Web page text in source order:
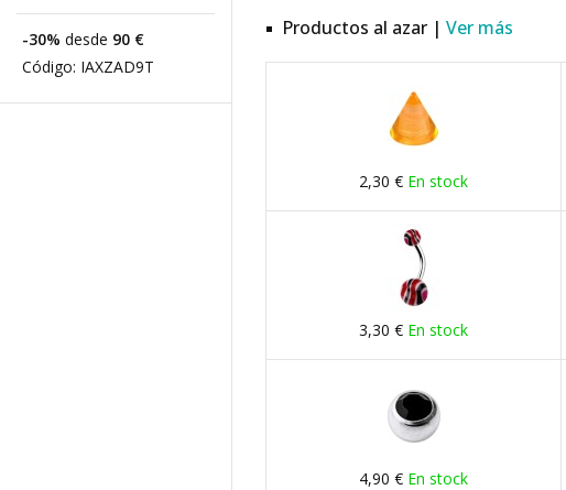
-30% desde 90 €
Código: IAXZAD9T
Productos al azar | Ver más
2,30 € En stock
3,30 € En stock
4,90 € En stock